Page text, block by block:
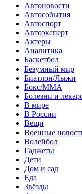
Автоновости
Автособытия
Автоспорт
Автоэксперт
Актеры
Аналитика
Баскетбол
Безумный мир
Биатлон/Лыжи
Бокс/MMA
Болезни и
В мире
В России
Вещи
Военные
Волейбол
Гаджеты
Дети
Дом и сад
Еда
Звёзды